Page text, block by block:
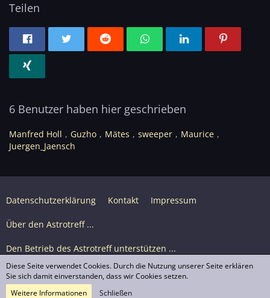
Teilen
6 Benutzer haben hier geschrieben
Manfred Holl Guzho Mätes sweeper
Maurice
Juergen_Jaensch
Datenschutzerklärung Kontakt Impressum
Über den Astrotreff ...
Den Betrieb des Astrotreff unterstützen ...
Nutzungsbedingungen
Diese Seite verwendet Cookies. Durch die Nutzung unserer Seite erklären
Sie sich damit einverstanden, dass wir Cookies setzen.
Weitere Informationen
Schließen